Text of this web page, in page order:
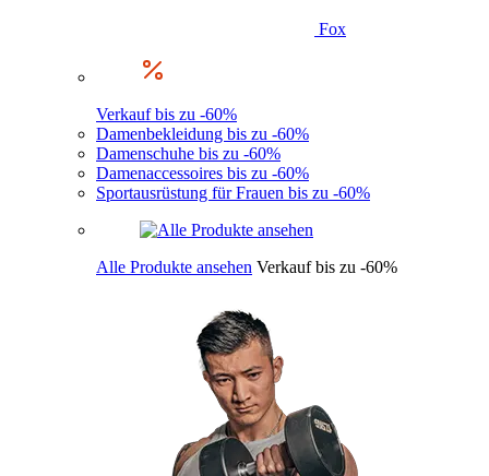
Fox
Verkauf bis zu -60%
Damenbekleidung bis zu -60%
Damenschuhe bis zu -60%
Damenaccessoires bis zu -60%
Sportausrüstung für Frauen bis zu -60%
Alle Produkte ansehen Verkauf bis zu -60%